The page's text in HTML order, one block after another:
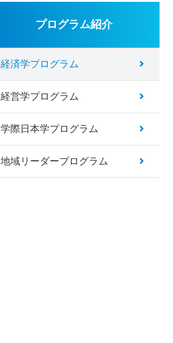
プログラム紹介
経済学プログラム
経営学プログラム
学際日本学プログラム
地域リーダープログラム